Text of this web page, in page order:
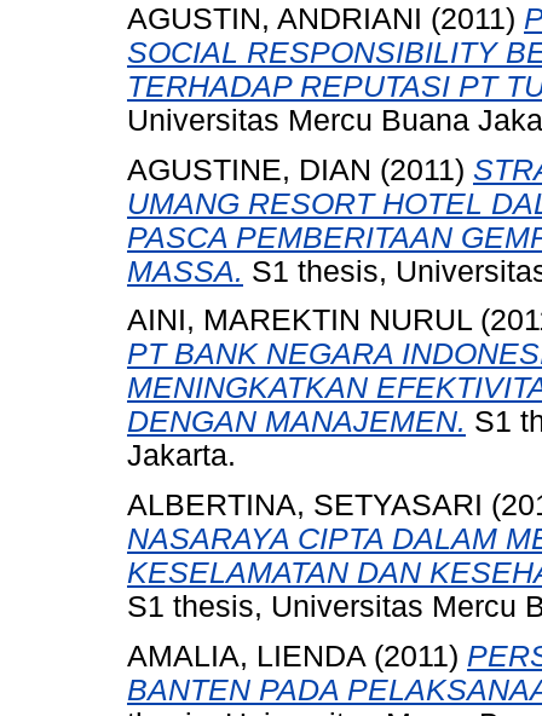
AGUSTIN, ANDRIANI (2011)
SOCIAL RESPONSIBILITY
TERHADAP REPUTASI PT
Universitas Mercu Buana
AGUSTINE, DIAN (2011)
UMANG RESORT HOTEL
PASCA PEMBERITAAN
MASSA. S1 thesis,
AINI, MAREKTIN NURUL
PT BANK NEGARA
MENINGKATKAN
DENGAN MANAJEMEN. S1
Jakarta.
ALBERTINA, SETYASARI
NASARAYA CIPTA DALAM
KESELAMATAN DAN
S1 thesis, Universitas Mercu
AMALIA, LIENDA (2011)
BANTEN PADA